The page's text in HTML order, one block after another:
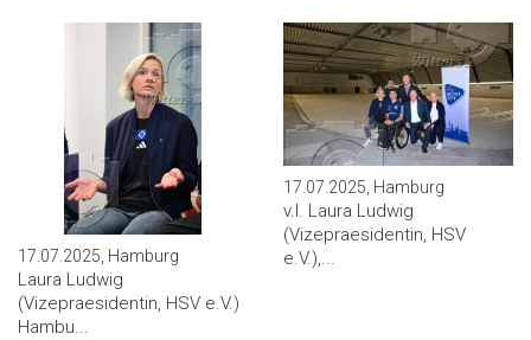
17.07.2025, Hamburg
Laura Ludwig
(Vizepraesidentin, HSV e.V.)
Hambu...
17.07.2025, Hamburg
v.l. Laura Ludwig
(Vizepraesidentin, HSV
e.V.),...